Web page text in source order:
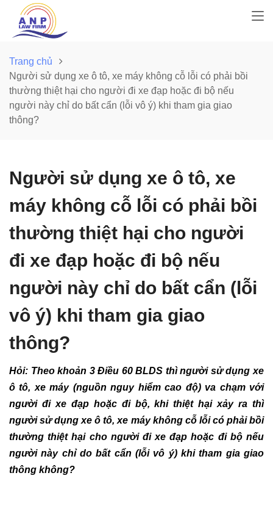
Trang chủ
Người sử dụng xe ô tô, xe máy không cỗ lỗi có phải bồi
thường thiệt hại cho người đi xe đạp hoặc đi bộ nếu
người này chỉ do bất cẩn (lỗi vô ý) khi tham gia giao
thông?
Người sử dụng xe ô tô, xe
máy không cỗ lỗi có phải bồi
thường thiệt hại cho người
đi xe đạp hoặc đi bộ nếu
người này chỉ do bất cẩn (lỗi
vô ý) khi tham gia giao
thông?
Hỏi: Theo khoản 3 Điều 60 BLDS thì người sử dụng xe
ô tô, xe máy (nguồn nguy hiểm cao độ) va chạm với
người đi xe đạp hoặc đi bộ, khi thiệt hại xảy ra thì
người sử dụng xe ô tô, xe máy không cỗ lỗi có phải bồi
thường thiệt hại cho người đi xe đạp hoặc đi bộ nếu
người này chỉ do bất cẩn (lỗi vô ý) khi tham gia giao
thông không?